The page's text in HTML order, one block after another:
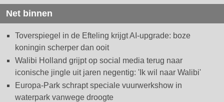
Net binnen
Toverspiegel in de Efteling krijgt AI-upgrade: boze
koningin scherper dan ooit
Walibi Holland grijpt op social media terug naar
iconische jingle uit jaren negentig: 'Ik wil naar Walibi'
Europa-Park schrapt speciale vuurwerkshow in
waterpark vanwege droogte